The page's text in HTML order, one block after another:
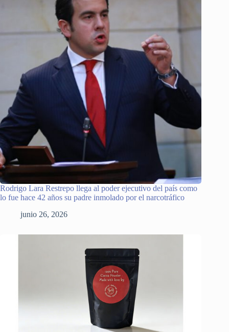
Rodrigo Lara Restrepo llega al poder ejecutivo del país como
lo fue hace 42 años su padre inmolado por el narcotráfico
junio 26, 2026